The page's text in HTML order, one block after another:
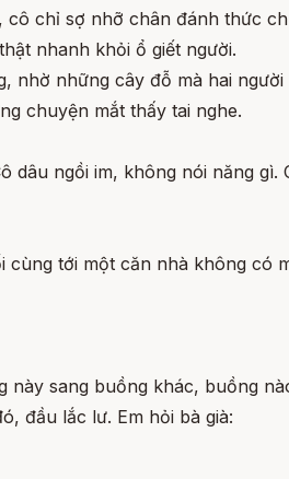
chỉ sợ nhỡ chân đánh thức
nhanh khỏi ổ giết người.
nhờ những cây đỗ mà hai
chuyện mắt thấy tai nghe.
dâu ngồi im, không nói năng gì.
tới một căn nhà không có
này sang buồng khác, buồng
đầu lắc lư. Em hỏi bà già: